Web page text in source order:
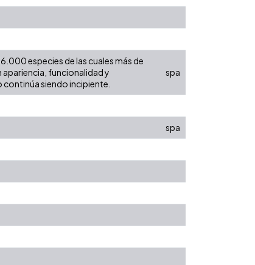
especies de las cuales más de
apariencia, funcionalidad y
siendo incipiente.
spa
spa